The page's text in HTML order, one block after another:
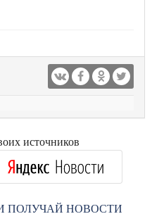
источников
ПОЛУЧАЙ НОВОСТИ